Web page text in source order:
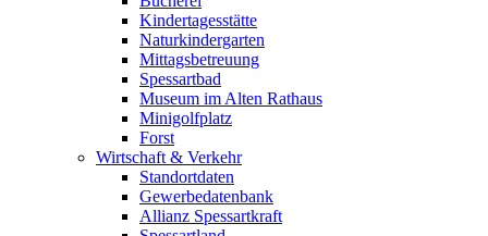
Kindertagesstätte
Naturkindergarten
Mittagsbetreuung
Spessartbad
Museum im Alten Rathaus
Minigolfplatz
Forst
Wirtschaft & Verkehr
Standortdaten
Gewerbedatenbank
Allianz Spessartkraft